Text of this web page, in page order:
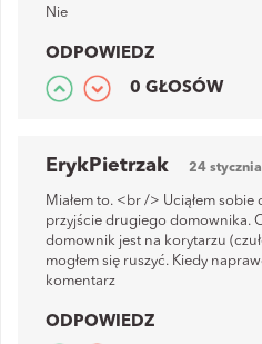
Nie
ODPOWIEDZ
0 GŁOSÓW
ErykPietrzak 24
Miałem to. <br /> Uciąłem
przyjście drugiego domownika.
domownik jest na korytarzu
mogłem się ruszyć. Kiedy
komentarz
ODPOWIEDZ